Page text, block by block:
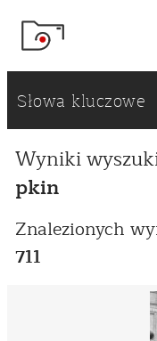
Słowa kluczowe
Wyniki
pkin
Znalezionych
711